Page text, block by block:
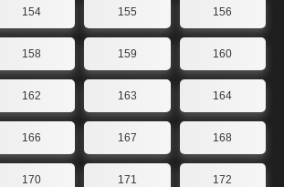
154 155 156
158 159 160
162 163 164
166 167 168
170 171 172